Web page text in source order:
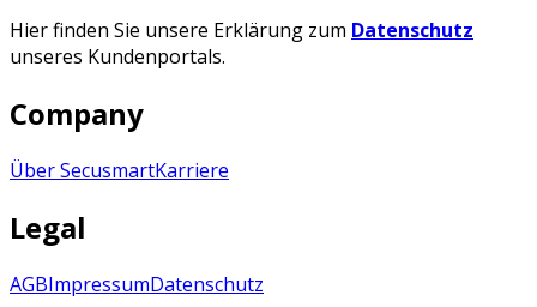
Hier finden Sie unsere Erklärung zum Datenschutz
unseres Kundenportals.
Company
Über SecusmartKarriere
Legal
AGBImpressumDatenschutz